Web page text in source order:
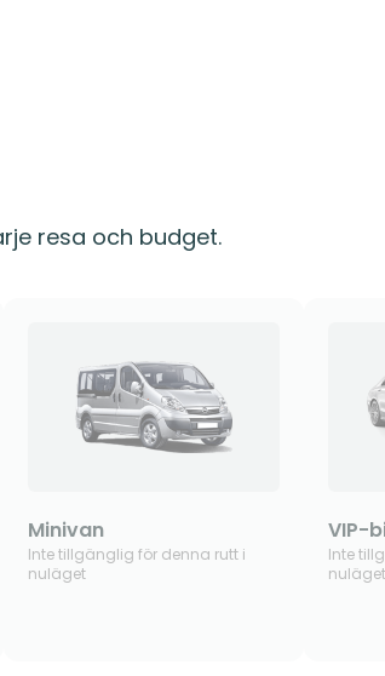
resa och budget.
Minivan
Inte tillgänglig för denna rutt i
nuläget
VIP-
Inte
nuläget